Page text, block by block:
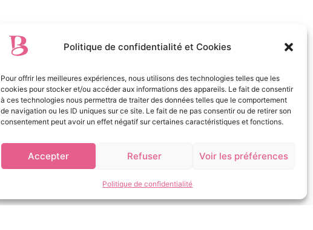
Politique de confidentialité et Cookies
Pour offrir les meilleures expériences, nous utilisons des technologies telles que les
cookies pour stocker et/ou accéder aux informations des appareils. Le fait de consentir
à ces technologies nous permettra de traiter des données telles que le comportement
de navigation ou les ID uniques sur ce site. Le fait de ne pas consentir ou de retirer son
consentement peut avoir un effet négatif sur certaines caractéristiques et fonctions.
Accepter Refuser Voir les préférences
Politique de confidentialité